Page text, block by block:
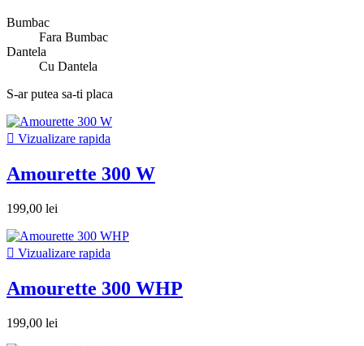
Bumbac
Fara Bumbac
Dantela
Cu Dantela
S-ar putea sa-ti placa
 Vizualizare rapida
Amourette 300 W
199,00 lei
 Vizualizare rapida
Amourette 300 WHP
199,00 lei